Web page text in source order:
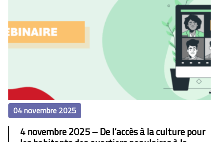
04 novembre 2025
4 novembre 2025 – De l’accès à la culture pour